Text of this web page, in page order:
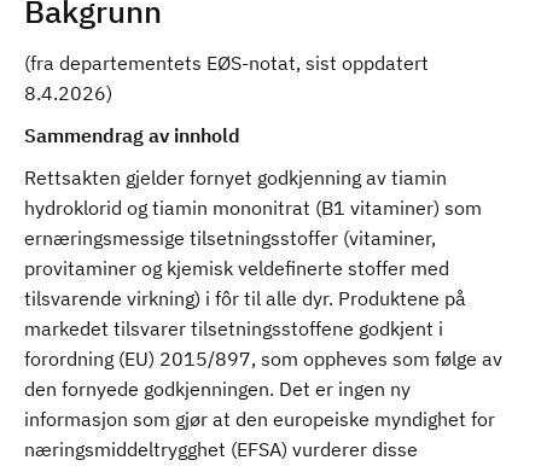
Bakgrunn
(fra departementets EØS-notat, sist oppdatert
8.4.2026)
Sammendrag av innhold
Rettsakten gjelder fornyet godkjenning av tiamin
hydroklorid og tiamin mononitrat (B1 vitaminer) som
ernæringsmessige tilsetningsstoffer (vitaminer,
provitaminer og kjemisk veldefinerte stoffer med
tilsvarende virkning) i fôr til alle dyr. Produktene på
markedet tilsvarer tilsetningsstoffene godkjent i
forordning (EU) 2015/897, som oppheves som følge av
den fornyede godkjenningen. Det er ingen ny
informasjon som gjør at den europeiske myndighet for
næringsmiddeltrygghet (EFSA) vurderer disse